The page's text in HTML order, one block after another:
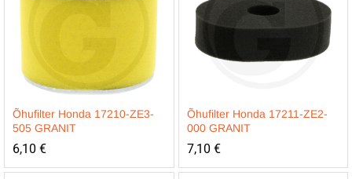
Õhufilter Honda 17210-ZE3-
505 GRANIT
6,10 €
Õhufilter Honda 17211-ZE2-
000 GRANIT
7,10 €